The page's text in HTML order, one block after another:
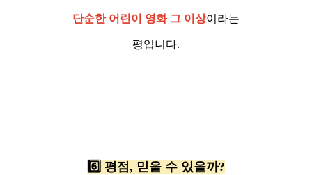
단순한 어린이 영화 그 이상이라는
평입니다.
6️⃣ 평점, 믿을 수 있을까?